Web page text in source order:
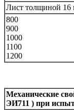
Лист толщиной 16
800
900
1000
1100
1200
Механические
ЭИ711 ) при